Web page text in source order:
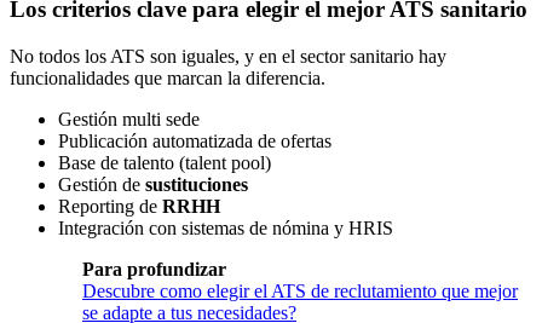
Los criterios clave para elegir el mejor ATS sanitario
No todos los ATS son iguales, y en el sector sanitario hay
funcionalidades que marcan la diferencia.
Gestión multi sede
Publicación automatizada de ofertas
Base de talento (talent pool)
Gestión de sustituciones
Reporting de RRHH
Integración con sistemas de nómina y HRIS
Para profundizar
Descubre como elegir el ATS de reclutamiento que mejor
se adapte a tus necesidades?